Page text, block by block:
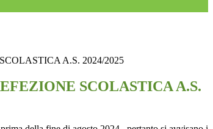
A.S. 2024/2025
SCOLASTICA A.S.